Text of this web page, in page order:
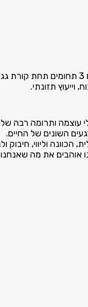
וייעוץ תזונתי.
עוצמה ותרומה רבה
השונים של החיים.
הכוונה וליווי, חיבוק
אוהבים את מה שאנחנו